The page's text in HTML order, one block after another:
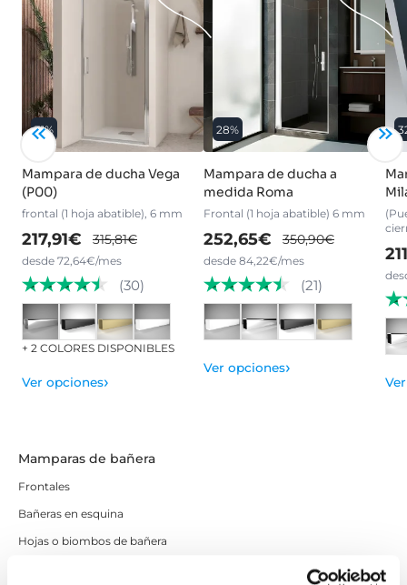
31%
Mampara de ducha Vega
(P00)
frontal (1 hoja abatible), 6 mm
217,91€ 315,81€
desde 72,64€/mes
(30)
+ 2 COLORES DISPONIBLES
Ver opciones›
28%
Mampara de ducha a
medida Roma
Frontal (1 hoja abatible) 6 mm
252,65€ 350,90€
desde 84,22€/mes
(21)
Ver opciones›
Mamparas de bañera
Frontales
Bañeras en esquina
Hojas o biombos de bañera